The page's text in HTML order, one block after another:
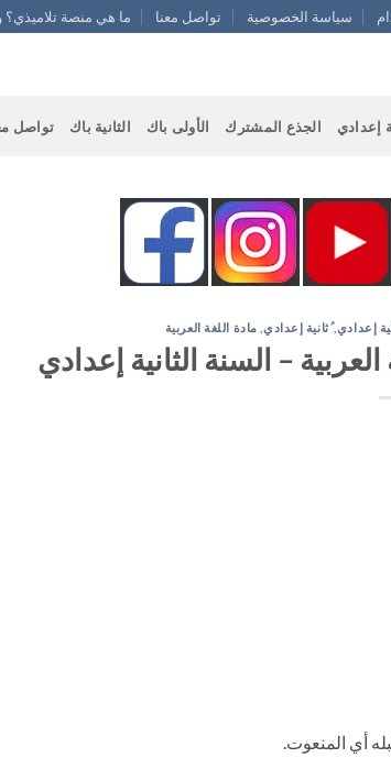
سياسة الخصوصية تواصل معنا ما هي منصة تلاميذي؟
إعدادي الجذع المشترك الأولى باك الثانية باك تواصل
إعدادي,ُثانية إعدادي مادة اللغة العربية
– السنة الثانية إعدادي
أي المنعوت.